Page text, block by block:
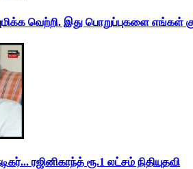
வெற்றி. இது பொறுப்புகளை
ரஜினிகாந்த் ரூ.1 லட்சம் நிதியுதவி